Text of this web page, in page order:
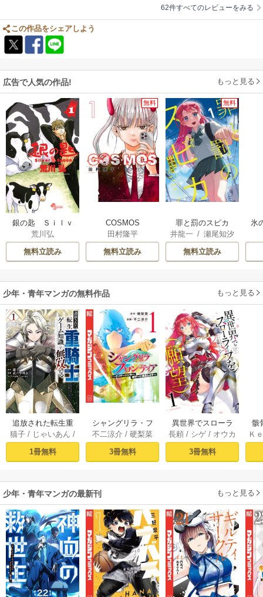
62件すべてのレビューをみる
この作品をシェアしよう
広告で人気の作品! もっと見る
銀の匙 Ｓｉｌｖ
ｅｒ Ｓｐｏｏｎ
荒川弘
無料立読み
無料
COSMOS
田村隆平
無料立読み
無料
罪と罰のスピカ
井龍一 /瀬尾知汐
無料立読み
氷
少年・青年マンガの無料作品 もっと見る
追放された転生重
騎士はゲーム知識
で無双する（１）
猫子 / じゃいあん /
武六甲理衣
1冊無料
シャングリラ・フ
ロンティア（１）
～クソゲーハン
ター、神ゲーに挑
不二涼介 /硬梨菜
3冊無料
異世界でスローラ
イフを（願望） 1
長頼 / シゲ / オウカ
3冊無料
骸
異
Ｋ
少年・青年マンガの最新刊 もっと見る